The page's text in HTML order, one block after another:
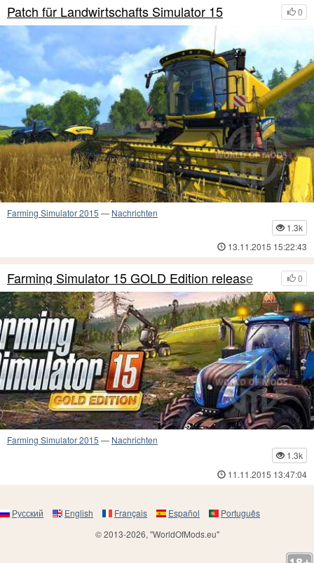
0
Patch für Landwirtschafts Simulator 15
Farming Simulator 2015 — Nachrichten
1.3k
13.11.2015 15:22:43
0
Farming Simulator 15 GOLD Edition release
Farming Simulator 2015 — Nachrichten
1.3k
11.11.2015 13:47:04
Русский English Français Español
Português
© 2013-2026, "WorldOfMods.eu"